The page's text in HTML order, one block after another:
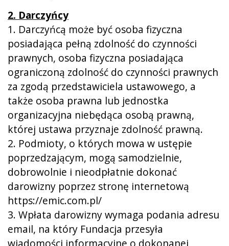
2. Darczyńcy
1. Darczyńcą może być osoba fizyczna
posiadająca pełną zdolność do czynności
prawnych, osoba fizyczna posiadająca
ograniczoną zdolność do czynności prawnych
za zgodą przedstawiciela ustawowego, a
także osoba prawna lub jednostka
organizacyjna niebędąca osobą prawną,
której ustawa przyznaje zdolność prawną.
2. Podmioty, o których mowa w ustępie
poprzedzającym, mogą samodzielnie,
dobrowolnie i nieodpłatnie dokonać
darowizny poprzez stronę internetową
https://emic.com.pl/
3. Wpłata darowizny wymaga podania adresu
email, na który Fundacja przesyła
wiadomości informacyjne o dokonanej